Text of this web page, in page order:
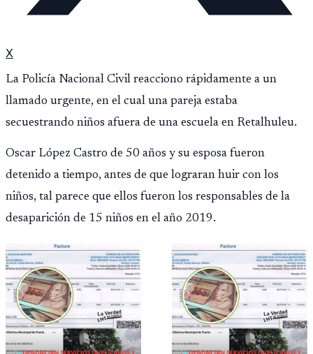
X
La Policía Nacional Civil reacciono rápidamente a un
llamado urgente, en el cual una pareja estaba
secuestrando niños afuera de una escuela en Retalhuleu.
Oscar López Castro de 50 años y su esposa fueron
detenido a tiempo, antes de que lograran huir con los
niños, tal parece que ellos fueron los responsables de la
desaparición de 15 niños en el año 2019.